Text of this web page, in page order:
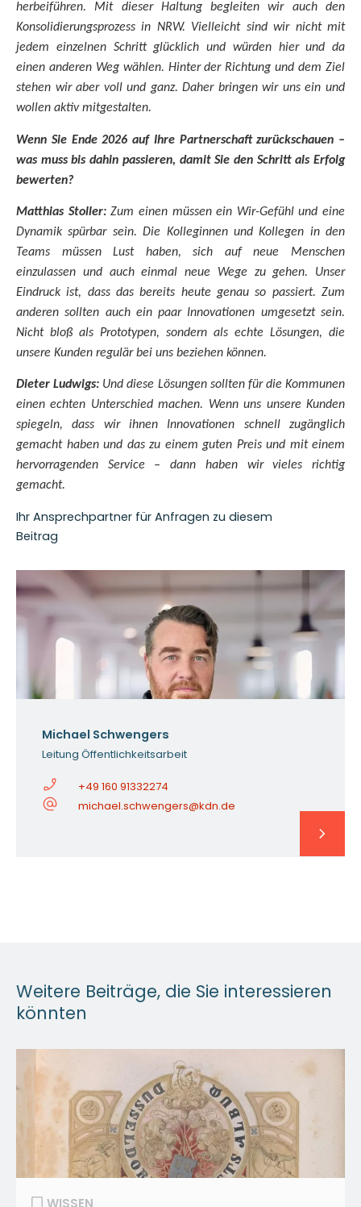
Ihr Ansprechpartner für Anfragen zu diesem
Beitrag
Michael Schwengers
Leitung Öffentlichkeitsarbeit
+49 160 91332274
michael.schwengers@kdn.de
herbeiführen. Mit dieser Haltung begleiten wir auch den
Konsolidierungsprozess in NRW. Vielleicht sind wir nicht mit
jedem einzelnen Schritt glücklich und würden hier und da
einen anderen Weg wählen. Hinter der Richtung und dem Ziel
stehen wir aber voll und ganz. Daher bringen wir uns ein und
wollen aktiv mitgestalten.
Wenn Sie Ende 2026 auf Ihre Partnerschaft zurückschauen –
was muss bis dahin passieren, damit Sie den Schritt als Erfolg
bewerten?
Matthias Stoller:Zum einen müssen ein Wir-Gefühl und eine
Dynamik spürbar sein. Die Kolleginnen und Kollegen in den
Teams müssen Lust haben, sich auf neue Menschen
einzulassen und auch einmal neue Wege zu gehen. Unser
Eindruck ist, dass das bereits heute genau so passiert. Zum
anderen sollten auch ein paar Innovationen umgesetzt sein.
Nicht bloß als Prototypen, sondern als echte Lösungen, die
unsere Kunden regulär bei uns beziehen können.
Dieter Ludwigs: Und diese Lösungen sollten für die Kommunen
einen echten Unterschied machen. Wenn uns unsere Kunden
spiegeln, dass wir ihnen Innovationen schnell zugänglich
gemacht haben und das zu einem guten Preis und mit einem
hervorragenden Service – dann haben wir vieles richtig
gemacht.
Weitere Beiträge, die Sie interessieren
könnten
WISSEN